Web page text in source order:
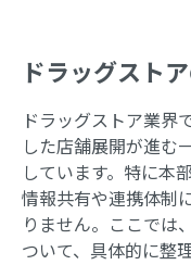
ドラッグスト
ドラッグストア業界
した店舗展開が進む
しています。特に本
情報共有や連携体制
りません。ここでは
ついて、具体的に整